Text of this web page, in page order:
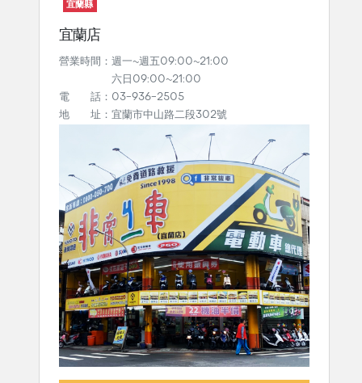
宜蘭縣
宜蘭店
營業時間：週一~週五09:00~21:00
六日09:00~21:00
電 話：03-936-2505
地 址：宜蘭市中山路二段302號